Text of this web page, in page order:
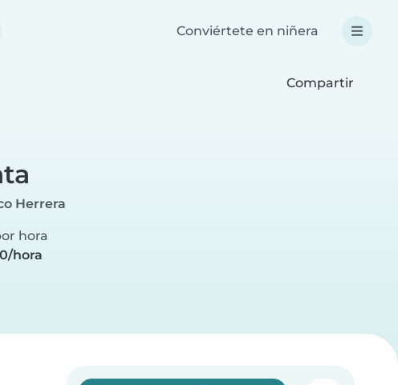
Conviértete en niñera
Compartir
Herrera
hora
hora